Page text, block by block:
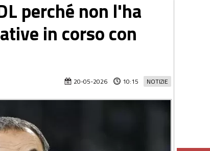
perché non l'ha
in corso con
NOTIZIE
20-05-2026 10:15